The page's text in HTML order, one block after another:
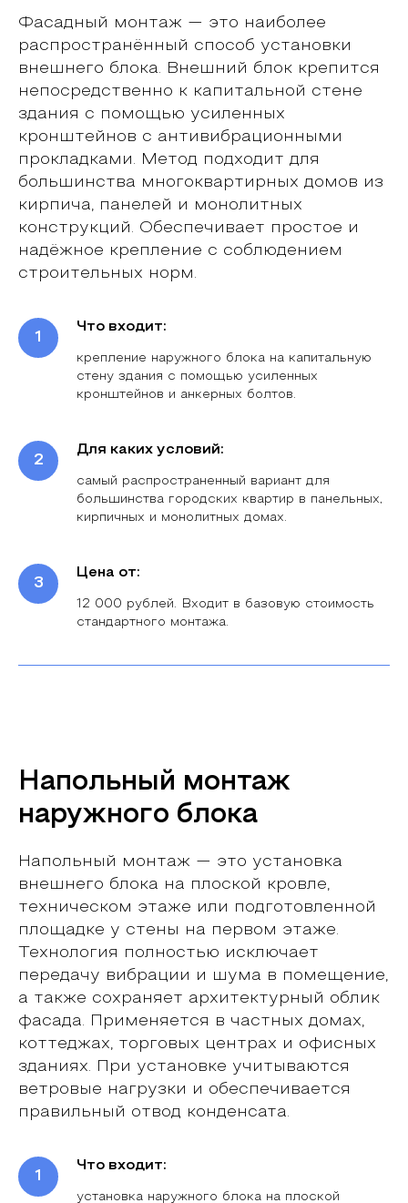
Фасадный монтаж — это наиболее
распространённый способ установки
внешнего блока. Внешний блок крепится
непосредственно к капитальной стене
здания с помощью усиленных
кронштейнов с антивибрационными
прокладками. Метод подходит для
большинства многоквартирных домов из
кирпича, панелей и монолитных
конструкций. Обеспечивает простое и
надёжное крепление с соблюдением
строительных норм.
Что входит:
крепление наружного блока на капитальную
стену здания с помощью усиленных
кронштейнов и анкерных болтов.
Для каких условий:
самый распространенный вариант для
большинства городских квартир в панельных,
кирпичных и монолитных домах.
Цена от:
12 000 рублей. Входит в базовую стоимость
стандартного монтажа.
Напольный монтаж
наружного блока
Напольный монтаж — это установка
внешнего блока на плоской кровле,
техническом этаже или подготовленной
площадке у стены на первом этаже.
Технология полностью исключает
передачу вибрации и шума в помещение,
а также сохраняет архитектурный облик
фасада. Применяется в частных домах,
коттеджах, торговых центрах и офисных
зданиях. При установке учитываются
ветровые нагрузки и обеспечивается
правильный отвод конденсата.
Что входит:
установка наружного блока на плоской
Обсудит с Вами все
Зададите все волнующие
стоимости у Вас дома
в течение 15 минут